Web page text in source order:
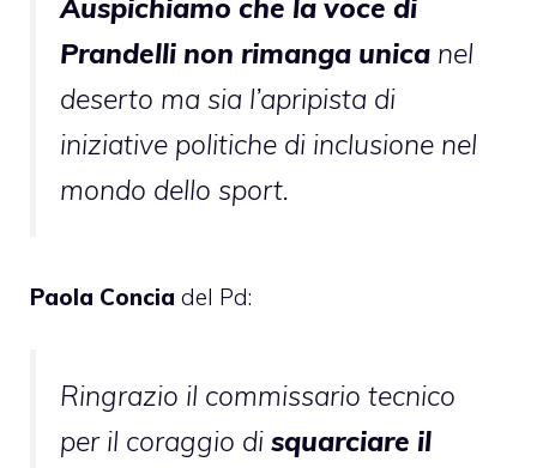
Auspichiamo che la voce di
Prandelli non rimanga unica nel
deserto ma sia l’apripista di
iniziative politiche di inclusione nel
mondo dello sport.
Paola Concia del Pd:
Ringrazio il commissario tecnico
per il coraggio di squarciare il